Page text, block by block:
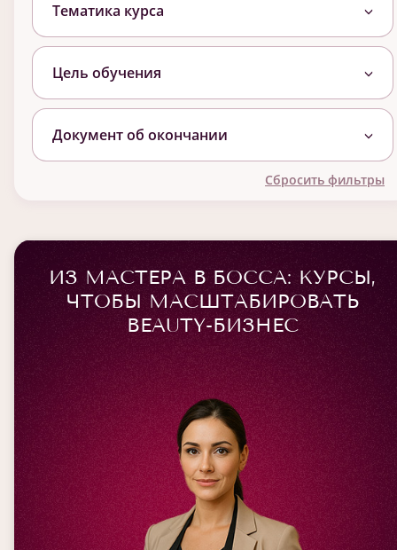
Тематика курса
Цель обучения
Документ об окончании
Сбросить фильтры
ИЗ МАСТЕРА В БОССА: КУРСЫ,
ЧТОБЫ МАСШТАБИРОВАТЬ
BEAUTY-БИЗНЕС